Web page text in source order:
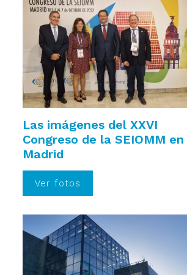
Las imágenes del XXVI
Congreso de la SEIOMM en
Madrid
Ver fotos